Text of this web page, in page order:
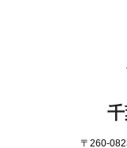
〒260-